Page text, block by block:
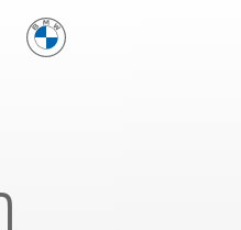
BMW Danmark